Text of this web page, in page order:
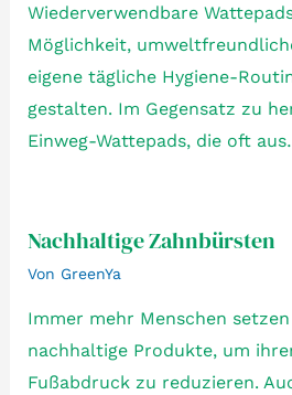
Wiederverwendbare
Möglichkeit,
eigene tägliche Hygiene-
gestalten. Im Gegensatz zu
Einweg-Wattepads, die oft
Nachhaltige Zahnbürsten
Von GreenYa
Immer mehr Menschen
nachhaltige Produkte, um
Fußabdruck zu reduzieren.